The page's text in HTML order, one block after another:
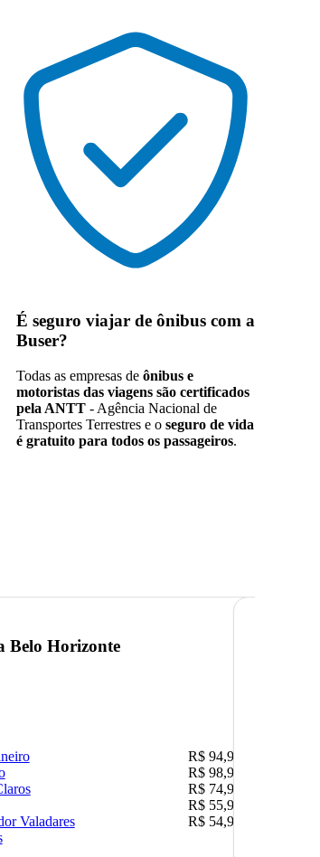
É seguro viajar de ônibus com a
Buser?
Todas as empresas de ônibus e
motoristas das viagens são certificados
pela ANTT - Agência Nacional de
Transportes Terrestres e o seguro de vida
é gratuito para todos os passageiros.
Belo Horizonte
R$ 94,90
R$ 98,99
R$ 74,90
R$ 55,90
Valadares
R$ 54,90